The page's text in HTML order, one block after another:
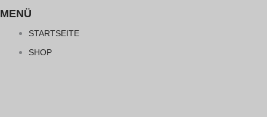
MENÜ
STARTSEITE
SHOP